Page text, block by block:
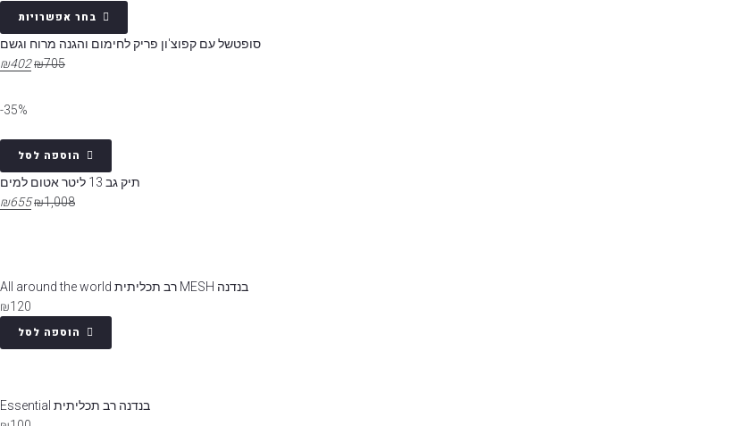
בחר אפשרויות
סופטשל עם קפוצ'ון פריק לחימום והגנה מרוח וגשם
₪705
₪402
35%-
הוספה לסל
תיק גב 13 ליטר אטום למים
₪1,008
₪655
בנדנה MESH רב תכליתית All around the world
₪120
הוספה לסל
בנדנה רב תכליתית Essential